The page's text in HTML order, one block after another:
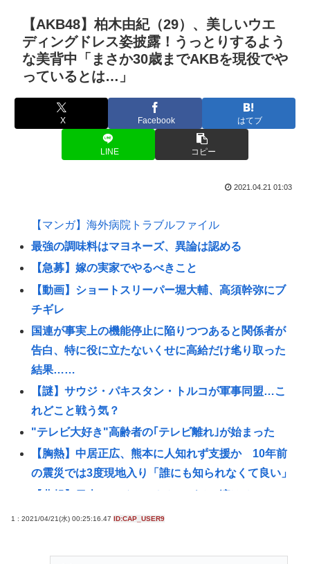
【AKB48】柏木由紀（29）、美しいウエ
ディングドレス姿披露！うっとりするよう
な美背中「まさか30歳までAKBを現役でや
っているとは…」
X Facebook はてブ
LINE コピー
2021.04.21 01:03
【マンガ】海外病院トラブルファイル
最強の調味料はマヨネーズ、異論は認める
【急募】嫁の実家でやるべきこと
【動画】ショートスリーパー堀大輔、高須幹弥にブ
チギレ
国連が事実上の機能停止に陥りつつあると関係者が
告白、特に役に立たないくせに高給だけ毟り取った
結果……
【謎】サウジ・パキスタン・トルコが軍事同盟…こ
れどこと戦う気？
"テレビ大好き"高齢者の｢テレビ離れ｣が始まった
【胸熱】中居正広、熊本に人知れず支援か 10年前
の震災では3度現地入り「誰にも知られなくて良い」
【悲報】アニメ業界「助けて！原作が枯渇してる
【悲報】熊本避難所の皆様「パンばっかり。飽き飽
1 : 2021/04/21(水) 00:25:16.47 ID:CAP_USER9